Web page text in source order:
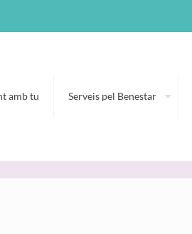
amb tu Serveis pel Benestar